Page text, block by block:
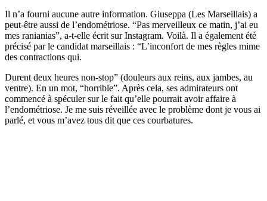
Il n’a fourni aucune autre information. Giuseppa (Les Marseillais) a
peut-être aussi de l’endométriose. “Pas merveilleux ce matin, j’ai eu
mes ranianias”, a-t-elle écrit sur Instagram. Voilà. Il a également été
précisé par le candidat marseillais : “L’inconfort de mes règles mime
des contractions qui.
Durent deux heures non-stop” (douleurs aux reins, aux jambes, au
ventre). En un mot, “horrible”. Après cela, ses admirateurs ont
commencé à spéculer sur le fait qu’elle pourrait avoir affaire à
l’endométriose. Je me suis réveillée avec le problème dont je vous ai
parlé, et vous m’avez tous dit que ces courbatures.